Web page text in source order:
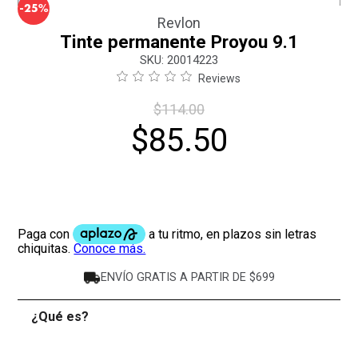
-25%
Revlon
Tinte permanente Proyou 9.1
: 20014223
Reviews
$114.00
$85.50
ENVÍO GRATIS A PARTIR DE $699
¿Qué es?